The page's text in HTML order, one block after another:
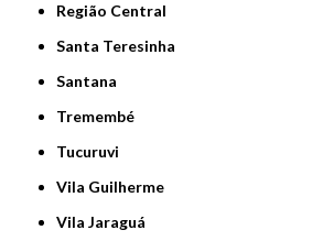
Região Central
Santa Teresinha
Santana
Tremembé
Tucuruvi
Vila Guilherme
Vila Jaraguá